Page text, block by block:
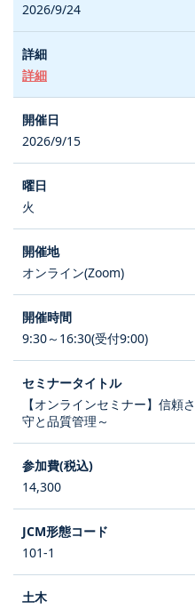
2026/9/24
詳細
2026/9/15
火
オンライン(Zoom)
9:30～16:30(受付9:00)
【オンラインセミナー】信頼
守と品質管理～
14,300
101-1